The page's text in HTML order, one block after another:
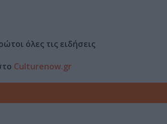
όλες τις ειδήσεις
Culturenow.gr